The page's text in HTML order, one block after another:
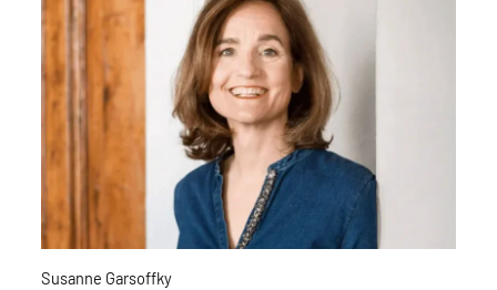
Susanne Garsoffky